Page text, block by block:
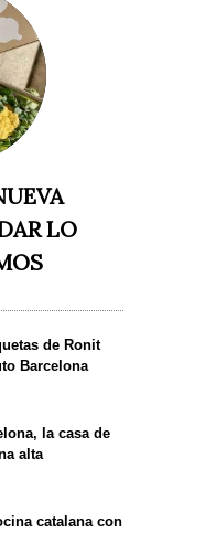
LO
de Ronit
Barcelona
la casa de
alta
catalana con